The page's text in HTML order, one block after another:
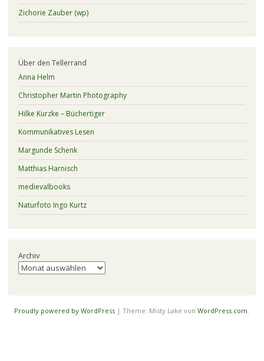
Zichorie Zauber (wp)
Über den Tellerrand
Anna Helm
Christopher Martin Photography
Hilke Kurzke – Büchertiger
Kommunikatives Lesen
Margunde Schenk
Matthias Harnisch
medievalbooks
Naturfoto Ingo Kurtz
Archiv
Proudly powered by WordPress |Theme: Misty Lake vonWordPress.com